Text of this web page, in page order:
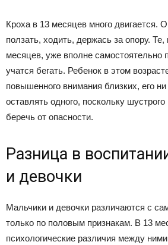
Кроха в 13 месяцев много двигается.
ползать, ходить, держась за опору.
месяцев, уже вполне самостоятельно
учатся бегать. Ребенок в этом
повышенного внимания близких, его
оставлять одного, поскольку
беречь от опасности.
Разница в
и девочки
Мальчики и девочки различаются с
только по половым признакам. В 13
психологические различия между